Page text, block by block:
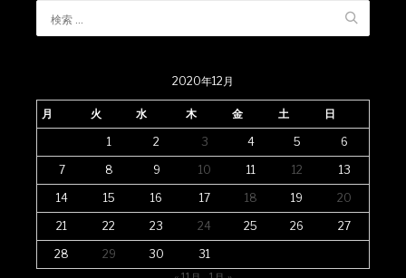
2020年12月
月 火 水 木 金 土 日
1 2 3 4 5 6
7 8 9 10 11 12 13
14 15 16 17 18 19 20
21 22 23 24 25 26 27
28 29 30
31